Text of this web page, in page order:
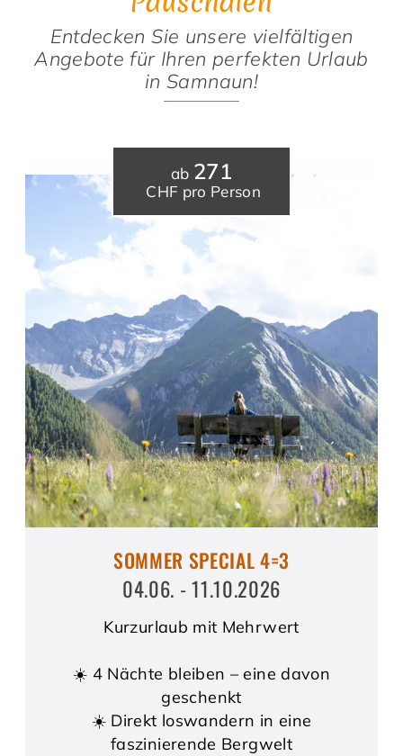
Entdecken Sie unsere vielfältigen
Angebote für Ihren perfekten Urlaub
in Samnaun!
ab 271
CHF pro Person
SOMMER SPECIAL 4=3
04.06. - 11.10.2026
Kurzurlaub mit Mehrwert
☀️ 4 Nächte bleiben – eine davon
geschenkt
☀️ Direkt loswandern in eine
faszinierende Bergwelt